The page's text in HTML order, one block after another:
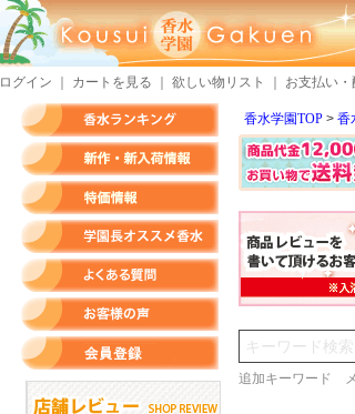
ログイン カートを見る 欲しい物リスト お支払い
香水学園TOP 香
検索
追加キーワード